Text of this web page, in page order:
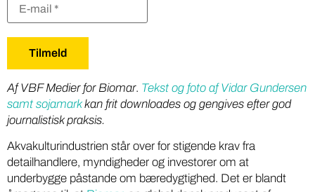
Af VBF Medier for Biomar. Tekst og foto af Vidar Gundersen
samt sojamarkkan frit downloades og gengives efter god
journalistisk praksis.
Akvakulturindustrien står over for stigende krav fra
detailhandlere, myndigheder og investorer om at
underbygge påstande om bæredygtighed. Det er blandt